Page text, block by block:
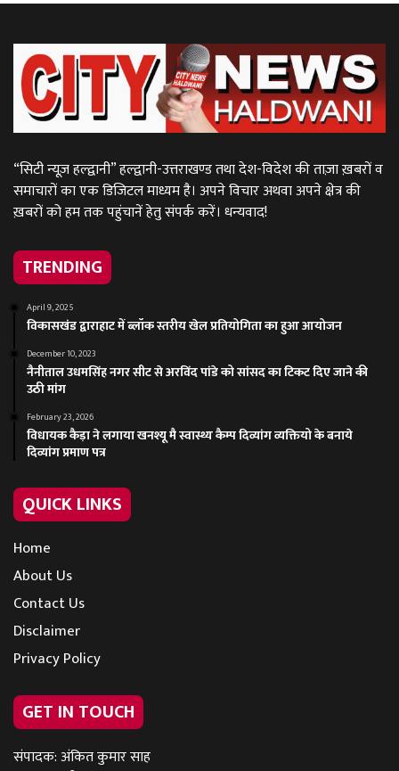
“सिटी न्यूज़ हल्द्वानी” हल्द्वानी-उत्तराखण्ड तथा देश-विदेश की ताज़ा ख़बरों व
समाचारों का एक डिजिटल माध्यम है। अपने विचार अथवा अपने क्षेत्र की
ख़बरों को हम तक पहुंचानें हेतु संपर्क करें। धन्यवाद!
TRENDING
April 9, 2025
विकासखंड द्वाराहाट में ब्लॉक स्तरीय खेल प्रतियोगिता का हुआ आयोजन
December 10, 2023
नैनीताल उधमसिंह नगर सीट से अरविंद पांडे को सांसद का टिकट दिए जाने की
उठी मांग
February 23, 2026
विधायक कैड़ा ने लगाया खनश्यू मै स्वास्थ्य कैम्प दिव्यांग व्यक्तियो के बनाये
दिव्यांग प्रमाण पत्र
QUICK LINKS
Home
About Us
Contact Us
Disclaimer
Privacy Policy
GET IN TOUCH
संपादक: अंकित कुमार साह